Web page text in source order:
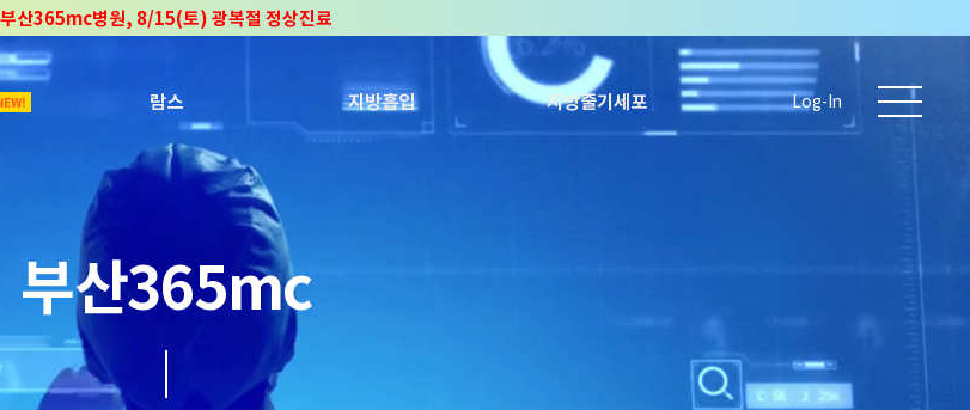
부산365mc병원, 8/15(토) 광복절 정상진료
365mc병원, 2년 연속 "Awards 2관왕" 수상
2025 "부산365mc 보건복지부 장관상" 수상!
람스 지방흡입 지방줄기세포 Log-In
부산365mc